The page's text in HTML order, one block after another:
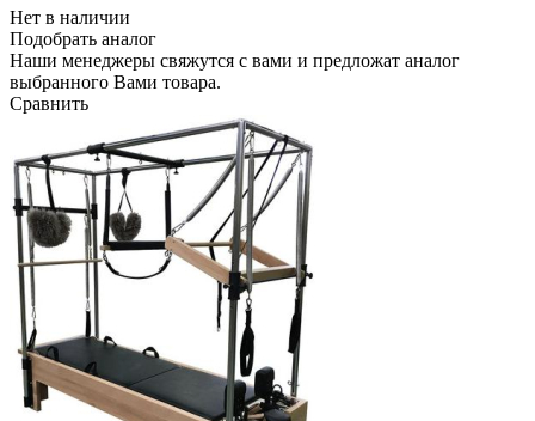
Нет в наличии
Подобрать аналог
Наши менеджеры свяжутся с вами и предложат аналог
выбранного Вами товара.
Сравнить